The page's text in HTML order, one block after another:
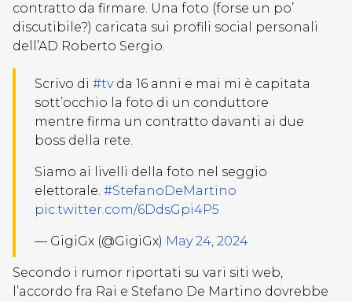
contratto da firmare. Una foto (forse un po’
discutibile?) caricata sui profili social personali
dell’AD Roberto Sergio.
Scrivo di #tvda 16 anni e mai mi è capitata
sott’occhio la foto di un conduttore
mentre firma un contratto davanti ai due
boss della rete.
Siamo ai livelli della foto nel seggio
elettorale. #StefanoDeMartino
pic.twitter.com/6DdsGpi4P5
— GigiGx (@GigiGx) May 24, 2024
Secondo i rumor riportati su vari siti web,
l’accordo fra Rai e Stefano De Martino dovrebbe